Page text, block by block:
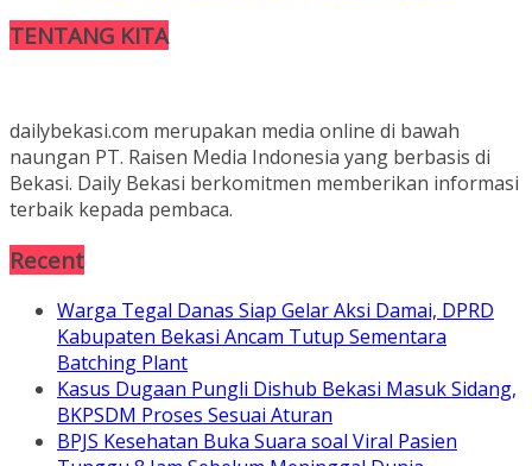
TENTANG KITA
dailybekasi.com merupakan media online di bawah
naungan PT. Raisen Media Indonesia yang berbasis di
Bekasi. Daily Bekasi berkomitmen memberikan informasi
terbaik kepada pembaca.
Recent
Warga Tegal Danas Siap Gelar Aksi Damai, DPRD
Kabupaten Bekasi Ancam Tutup Sementara
Batching Plant
Kasus Dugaan Pungli Dishub Bekasi Masuk Sidang,
BKPSDM Proses Sesuai Aturan
BPJS Kesehatan Buka Suara soal Viral Pasien